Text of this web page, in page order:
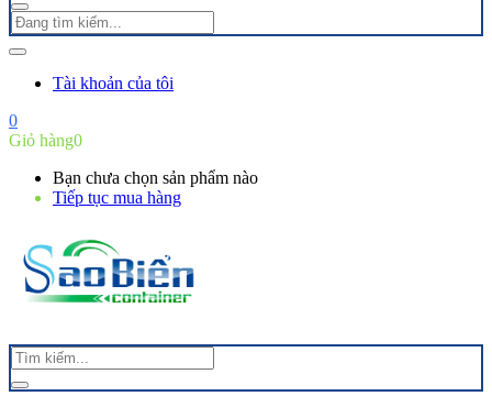
Tài khoản của tôi
0
Giỏ hàng0
Bạn chưa chọn sản phẩm nào
Tiếp tục mua hàng